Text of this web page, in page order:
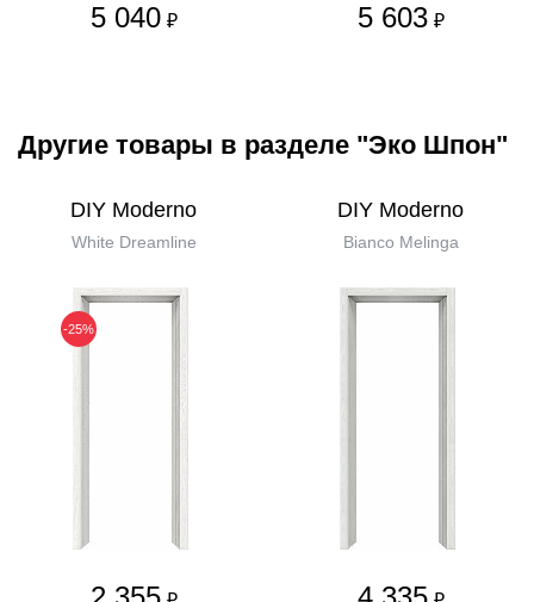
5 040 ₽ 5 603 ₽
Другие товары в разделе "Эко Шпон"
DIY Moderno
White Dreamline
-25%
DIY Moderno
Bianco Melinga